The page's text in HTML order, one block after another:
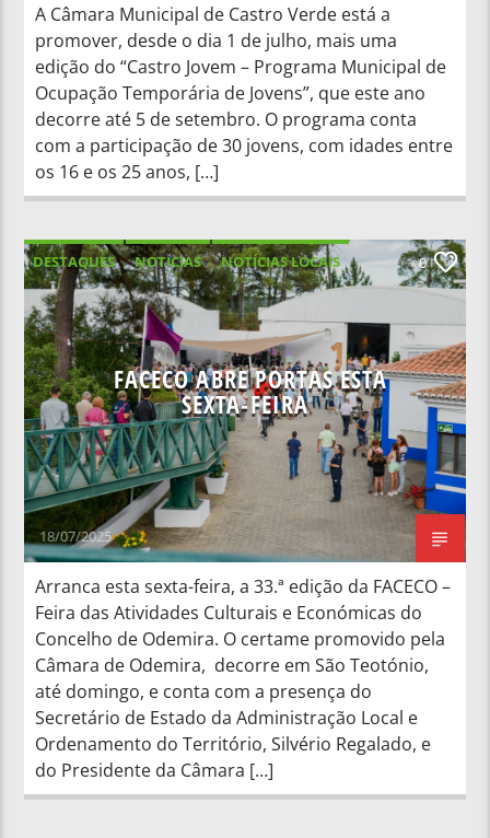
A Câmara Municipal de Castro Verde está a
promover, desde o dia 1 de julho, mais uma
edição do “Castro Jovem – Programa Municipal de
Ocupação Temporária de Jovens”, que este ano
decorre até 5 de setembro. O programa conta
com a participação de 30 jovens, com idades entre
os 16 e os 25 anos, […]
DESTAQUES NOTICIAS
NOTÍCIAS LOCAIS
NOTÍCIAS NACIONAIS
0
FACECO ABRE PORTAS ESTA
SEXTA-FEIRA
18/07/2025
Arranca esta sexta-feira, a 33.ª edição da FACECO –
Feira das Atividades Culturais e Económicas do
Concelho de Odemira. O certame promovido pela
Câmara de Odemira, decorre em São Teotónio,
até domingo, e conta com a presença do
Secretário de Estado da Administração Local e
Ordenamento do Território, Silvério Regalado, e
do Presidente da Câmara […]